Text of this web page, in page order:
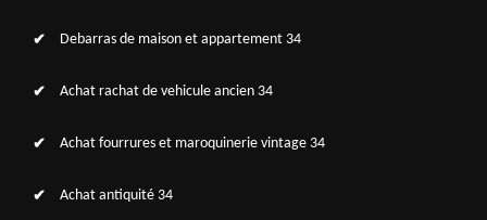
Debarras de maison et appartement 34
Achat rachat de vehicule ancien 34
Achat fourrures et maroquinerie vintage 34
Achat antiquité 34